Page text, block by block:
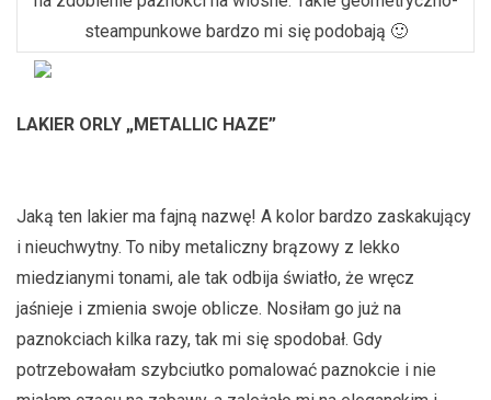
steampunkowe bardzo mi się podobają 🙂
LAKIER ORLY „METALLIC HAZE”
Jaką ten lakier ma fajną nazwę! A kolor bardzo zaskakujący
i nieuchwytny. To niby metaliczny brązowy z lekko
miedzianymi tonami, ale tak odbija światło, że wręcz
jaśnieje i zmienia swoje oblicze. Nosiłam go już na
paznokciach kilka razy, tak mi się spodobał. Gdy
potrzebowałam szybciutko pomalować paznokcie i nie